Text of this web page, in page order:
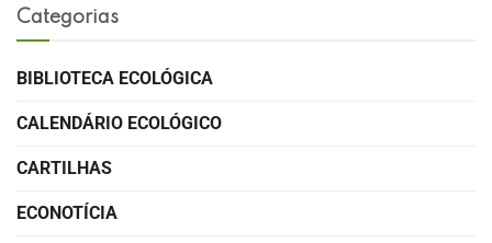
Categorias
BIBLIOTECA ECOLÓGICA
CALENDÁRIO ECOLÓGICO
CARTILHAS
ECONOTÍCIA